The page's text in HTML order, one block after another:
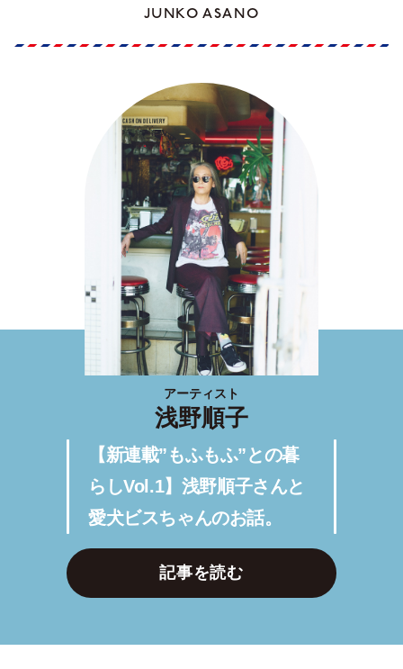
JUNKO ASANO
アーティスト
浅野順子
【新連載”もふもふ”との暮
らしVol.1】浅野順子さんと
愛犬ビスちゃんのお話。
記事を読む